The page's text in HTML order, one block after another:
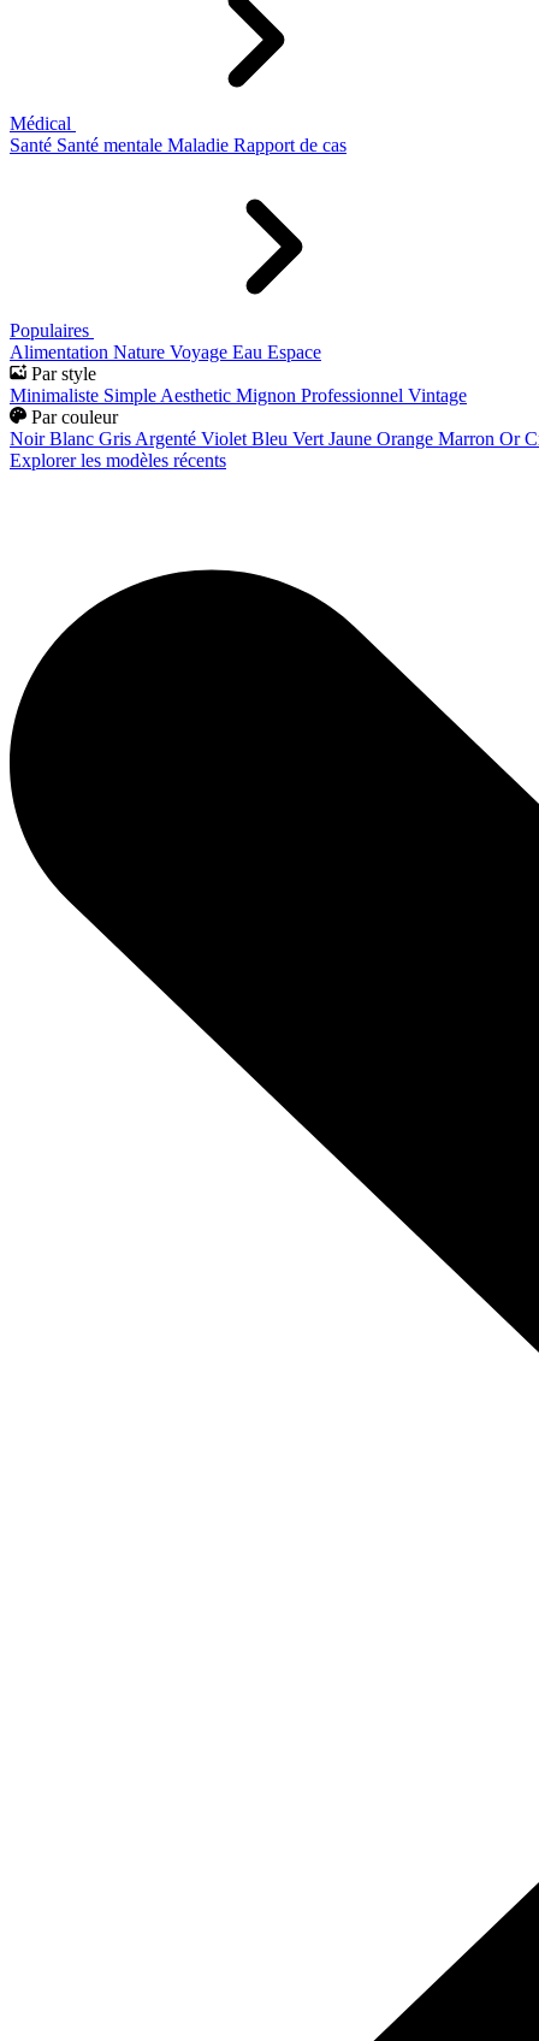
Médical
Santé Santé mentale Maladie Rapport de cas
Populaires
Alimentation Nature Voyage Eau Espace
Par style
Minimaliste Simple Aesthetic Mignon Professionnel Vintage
Par couleur
Noir Blanc Gris Argenté Violet Bleu Vert Jaune Orange Marron Or
Explorer les modèles récents